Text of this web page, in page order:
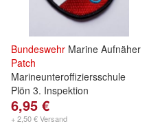
Bundeswehr Marine Aufnäher
Patch
Marineunteroffiziersschule
Plön 3. Inspektion
6,95 €
+ 2,50 € Versand